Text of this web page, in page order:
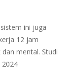
ini juga
12 jam
mental. Studi